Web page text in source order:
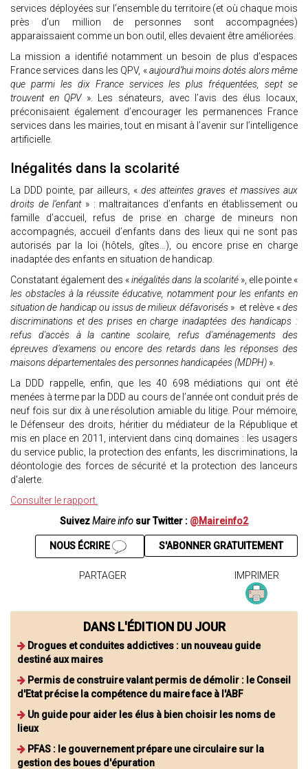
services déployées sur l’ensemble du territoire (et où chaque mois
près d’un million de personnes sont accompagnées)
apparaissaient comme un bon outil, elles devaient être améliorées.
La mission a identifié notamment un besoin de plus d’espaces
France services dans les QPV, «aujourd’hui moins dotés alors même
que parmi les dix France services les plus fréquentées, sept se
trouvent en QPV». Les sénateurs, avec l’avis des élus locaux,
préconisaient également d’encourager les permanences France
services dans les mairies, tout en misant à l’avenir sur l’intelligence
artificielle.
Inégalités dans la scolarité
La DDD pointe, par ailleurs, «des atteintes graves et massives aux
droits de l’enfant» : maltraitances d’enfants en établissement ou
famille d’accueil, refus de prise en charge de mineurs non
accompagnés, accueil d’enfants dans des lieux qui ne sont pas
autorisés par la loi (hôtels, gîtes…), ou encore prise en charge
inadaptée des enfants en situation de handicap.
Constatant également des «inégalités dans la scolarité», elle pointe «
les obstacles à la réussite éducative, notamment pour les enfants en
situation de handicap ou issus de milieux défavorisés» et relève «des
discriminations et des prises en charge inadaptées des handicaps :
refus d'accès à la cantine scolaire, refus d'aménagements des
épreuves d’examens ou encore des retards dans les réponses des
maisons départementales des personnes handicapées (MDPH) ».
La DDD rappelle, enfin, que les 40 698 médiations qui ont été
menées à terme par la DDD au cours de l’année ont conduit prés de
neuf fois sur dix à une résolution amiable du litige. Pour mémoire,
le Défenseur des droits, héritier du médiateur de la République et
mis en place en 2011, intervient dans cinq domaines : les usagers
du service public, la protection des enfants, les discriminations, la
déontologie des forces de sécurité et la protection des lanceurs
d'alerte.
Consulter le rapport.
SuivezMaire info sur Twitter : @Maireinfo2
S'ABONNER GRATUITEMENT
NOUS ÉCRIRE
PARTAGER IMPRIMER
DANS L'ÉDITION DU JOUR
Drogues et conduites addictives : un nouveau guide
destiné aux maires
Permis de construire valant permis de démolir : le Conseil
d'Etat précise la compétence du maire face à l'ABF
Un guide pour aider les élus à bien choisir les noms de
lieux
PFAS : le gouvernement prépare une circulaire sur la
gestion des boues d'épuration